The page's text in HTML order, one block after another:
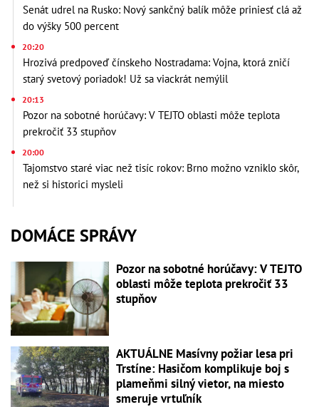
Senát udrel na Rusko: Nový sankčný balík môže priniesť clá až
do výšky 500 percent
20:20
Hrozivá predpoveď čínskeho Nostradama: Vojna, ktorá zničí
starý svetový poriadok! Už sa viackrát nemýlil
20:13
Pozor na sobotné horúčavy: V TEJTO oblasti môže teplota
prekročiť 33 stupňov
20:00
Tajomstvo staré viac než tisíc rokov: Brno možno vzniklo skôr,
než si historici mysleli
DOMÁCE SPRÁVY
Pozor na sobotné horúčavy: V TEJTO
oblasti môže teplota prekročiť 33
stupňov
AKTUÁLNE Masívny požiar lesa pri
Trstíne: Hasičom komplikuje boj s
plameňmi silný vietor, na miesto
smeruje vrtuľník